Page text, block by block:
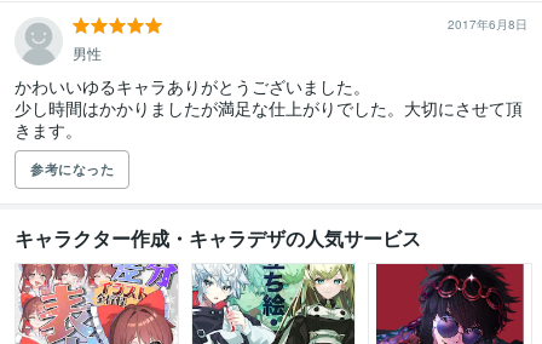
2017年6月8日
男性
かわいいゆるキャラありがとうございました。
少し時間はかかりましたが満足な仕上がりでした。大切にさせて頂
きます。
参考になった
キャラクター作成・キャラデザの人気サービス